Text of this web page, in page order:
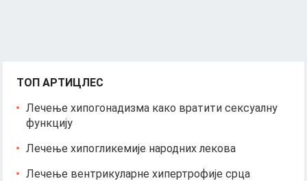
ТОП АРТИЦЛЕС
Лечење хипогонадизма како вратити сексуалну
функцију
Лечење хипогликемије народних лекова
Лечење вентрикуларне хипертрофије срца